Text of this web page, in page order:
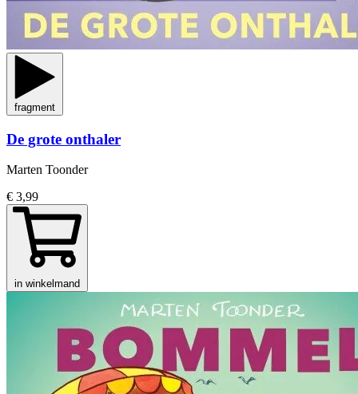
fragment
De grote onthaler
Marten Toonder
€ 3,99
in winkelmand